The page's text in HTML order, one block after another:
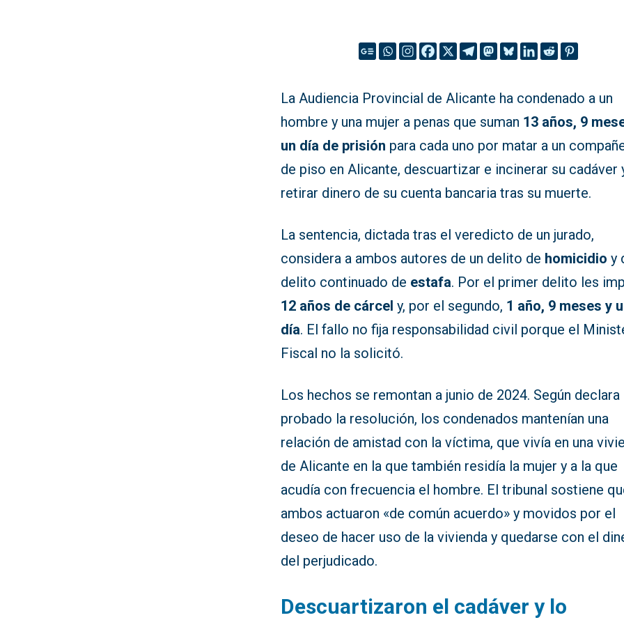
La Audiencia Provincial de Alicante ha condenado a un
hombre y una mujer a penas que suman 13 años, 9
un día de prisión para cada uno por matar a un
de piso en Alicante, descuartizar e incinerar su cadáver
retirar dinero de su cuenta bancaria tras su muerte.
La sentencia, dictada tras el veredicto de un jurado,
considera a ambos autores de un delito de homicidio y
delito continuado de estafa. Por el primer delito les
12 años de cárcel y, por el segundo, 1 año, 9 meses y
día. El fallo no fija responsabilidad civil porque el
Fiscal no la solicitó.
Los hechos se remontan a junio de 2024. Según declara
probado la resolución, los condenados mantenían una
relación de amistad con la víctima, que vivía en una
de Alicante en la que también residía la mujer y a la que
acudía con frecuencia el hombre. El tribunal sostiene
ambos actuaron «de común acuerdo» y movidos por el
deseo de hacer uso de la vivienda y quedarse con el
del perjudicado.
Descuartizaron el cadáver y lo